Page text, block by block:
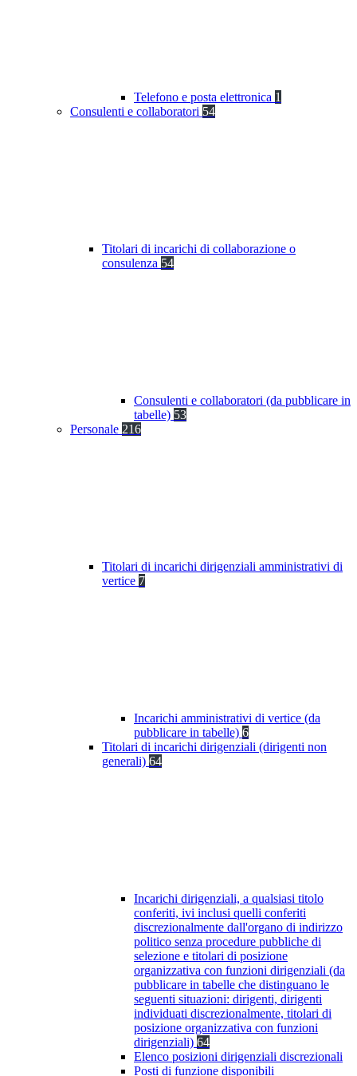
Telefono e posta elettronica 1
Consulenti e collaboratori 54
Titolari di incarichi di collaborazione o
consulenza 54
Consulenti e collaboratori (da pubblicare in
tabelle) 53
Personale 216
Titolari di incarichi dirigenziali amministrativi di
vertice 7
Incarichi amministrativi di vertice (da
pubblicare in tabelle) 6
Titolari di incarichi dirigenziali (dirigenti non
generali) 64
Incarichi dirigenziali, a qualsiasi titolo
conferiti, ivi inclusi quelli conferiti
discrezionalmente dall'organo di indirizzo
politico senza procedure pubbliche di
selezione e titolari di posizione
organizzativa con funzioni dirigenziali (da
pubblicare in tabelle che distinguano le
seguenti situazioni: dirigenti, dirigenti
individuati discrezionalmente, titolari di
posizione organizzativa con funzioni
dirigenziali) 64
Elenco posizioni dirigenziali discrezionali
Posti di funzione disponibili